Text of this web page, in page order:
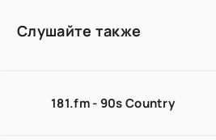
Слушайте также
181.fm - 90s Country